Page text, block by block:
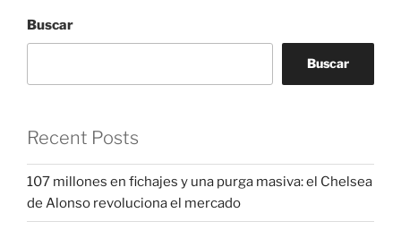
Buscar
Buscar
Recent Posts
107 millones en fichajes y una purga masiva: el Chelsea
de Alonso revoluciona el mercado